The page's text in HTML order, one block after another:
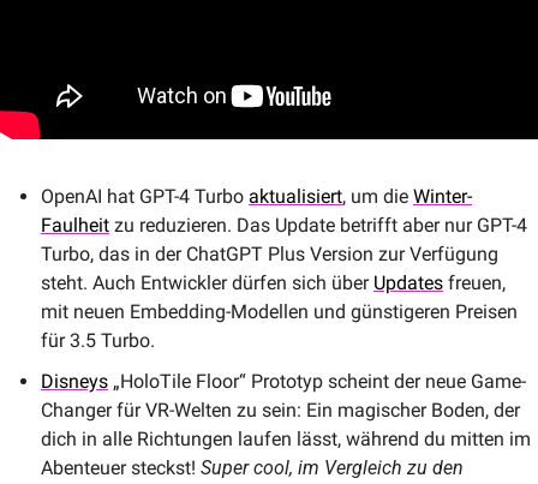
OpenAI hat GPT-4 Turbo aktualisiert, um die Winter-
Faulheit zu reduzieren. Das Update betrifft aber nur GPT-4
Turbo, das in der ChatGPT Plus Version zur Verfügung
steht. Auch Entwickler dürfen sich über Updates freuen,
mit neuen Embedding-Modellen und günstigeren Preisen
für 3.5 Turbo.
Disneys „HoloTile Floor“ Prototyp scheint der neue Game-
Changer für VR-Welten zu sein: Ein magischer Boden, der
dich in alle Richtungen laufen lässt, während du mitten im
Abenteuer steckst!